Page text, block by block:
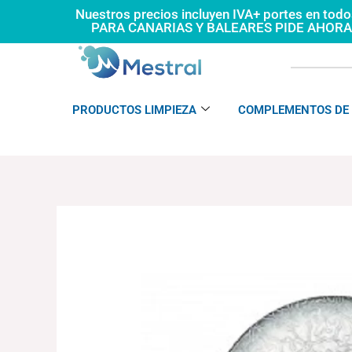
Nuestros precios incluyen IVA+ portes en
PARA CANARIAS Y BALEARES PIDE
PRODUCTOS LIMPIEZA COMPLEMENTOS